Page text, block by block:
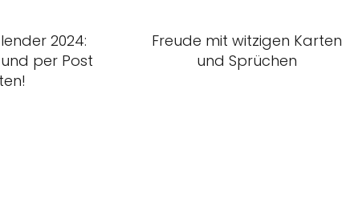
2024:
per Post
Freude mit witzigen Karten
und Sprüchen